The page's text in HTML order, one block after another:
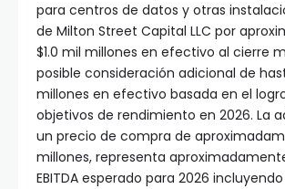
para centros de datos y otras
de Milton Street Capital LLC por
$1.0 mil millones en efectivo al cierre
posible consideración adicional de
millones en efectivo basada en el
objetivos de rendimiento en 2026. La
un precio de compra de
millones, representa
EBITDA esperado para 2026